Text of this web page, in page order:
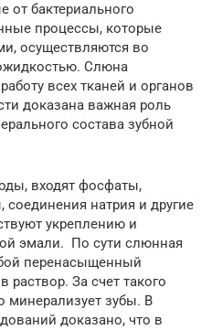
от бактериального
процессы, которые
осуществляются во
Слюна
всех тканей и органов
доказана важная роль
состава зубной
входят фосфаты,
натрия и другие
укреплению и
эмали. По сути слюнная
перенасыщенный
За счет такого
минерализует зубы. В
доказано, что в